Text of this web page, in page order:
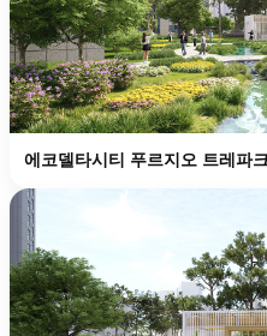
에코델타시티 푸르지오 트레파